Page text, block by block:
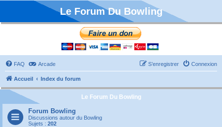
Le Forum Du Bowling
FAQ Arcade Connexion
S’enregistrer
Accueil Index du forum
Le Forum Du Bowling
Forum Bowling
Discussions autour du Bowling
Sujets : 202